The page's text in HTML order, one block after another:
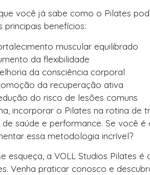
você já sabe como o Pilates
principais benefícios:
muscular equilibrado
da flexibilidade
da consciência corporal
da recuperação ativa
do risco de lesões comuns
incorporar o Pilates na rotina de
saúde e performance. Se você
essa metodologia incrível?
esqueça, a VOLL Studios Pilates
Venha praticar conosco e